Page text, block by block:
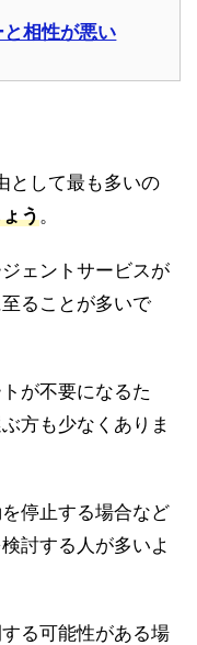
相性が悪い
として最も多いの
う。
ェントサービスが
ることが多いで
が不要になるた
方も少なくありま
停止する場合など
討する人が多いよ
る可能性がある場